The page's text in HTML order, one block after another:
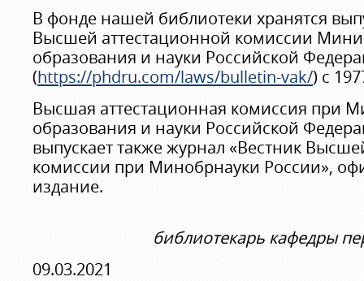
В фонде нашей библиотеки хранятся
Высшей аттестационной комиссии
образования и науки Российской
(https://phdru.com/laws/bulletin-vak/) с
Высшая аттестационная комиссия при
образования и науки Российской
выпускает также журнал «Вестник
комиссии при Минобрнауки России»,
издание.
библиотекарь кафедры
09.03.2021